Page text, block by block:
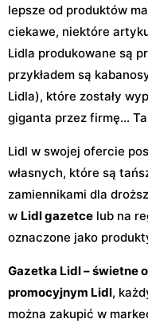
lepsze od produktów
ciekawe, niektóre
Lidla produkowane są
przykładem są
Lidla), które zostały
giganta przez firmę…
Lidl w swojej ofercie
własnych, które są
zamiennikami dla
w Lidl gazetce lub na
oznaczone jako
Gazetka Lidl – świetne
promocyjnym Lidl,
można zakupić w